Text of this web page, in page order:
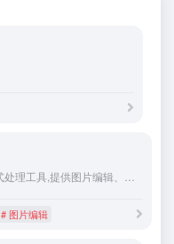
改图鸭作为在线版图片格式处理工具,提供图片编辑、图片格式转换、图片压缩等大量的图片处理功能,用户不用下载任何软件,只需将图片上传到官网即可对图片进行编辑,方便快捷
# 图片编辑